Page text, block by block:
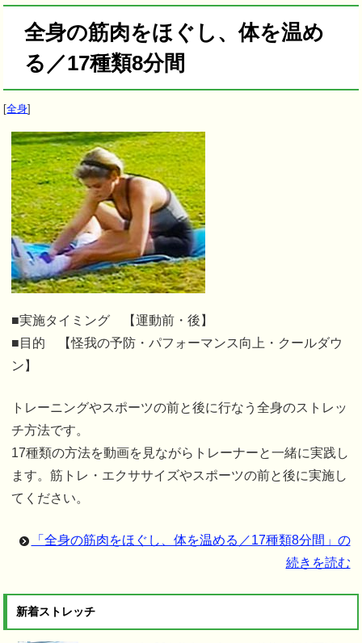
全身の筋肉をほぐし、体を温め
る／17種類8分間
[全身]
■実施タイミング 【運動前・後】
■目的 【怪我の予防・パフォーマンス向上・クールダウ
ン】
トレーニングやスポーツの前と後に行なう全身のストレッ
チ方法です。
17種類の方法を動画を見ながらトレーナーと一緒に実践し
ます。筋トレ・エクササイズやスポーツの前と後に実施し
てください。
「全身の筋肉をほぐし、体を温める／17種類8分間」の
続きを読む
新着ストレッチ